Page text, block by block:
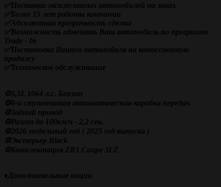
✅Поставки эксклюзивных автомобилей на заказ.
✅Более 15 лет работы компании
✅ Абсолютная прозрачность сделки
✅Возможность обменять Ваш автомобиль по программе
Trade - In
✅Постановка Вашего автомобиля на комиссионную
продажу
✅Техническое обслуживание
⚙️5,5L 1064 л.с. Бензин
⚙️8-и ступенчатая автоматическая коробка передач
⚙️Задний привод
⚙️Разгон до 100км/ч - 2,2 сек.
⚙️2026 модельный год ( 2025 год выпуска )
⚙️Экстерьер Black
⚙️Комплектация ZR1 Coupe 3LZ
♦️ Дополнительные опции